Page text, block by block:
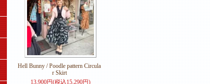
Hell Bunny / Poodle pattern Circula
r Skirt
13,900円(税込15,290円)